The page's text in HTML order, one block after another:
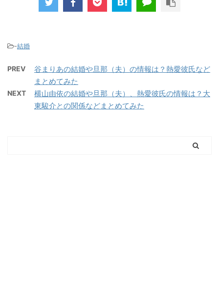
-結婚
PREV
谷まりあの結婚や旦那（夫）の情報は？熱愛彼氏など
まとめてみた
NEXT
横山由依の結婚や旦那（夫）、熱愛彼氏の情報は？大
東駿介との関係などまとめてみた